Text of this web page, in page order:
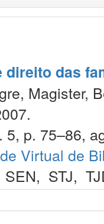
direito das
Magister,
p. 75–86,
Virtual de
SEN, STJ,